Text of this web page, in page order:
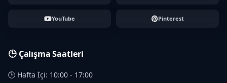
YouTube Pinterest
🕒 Çalışma Saatleri
🕒 Hafta İçi: 10:00 - 17:00